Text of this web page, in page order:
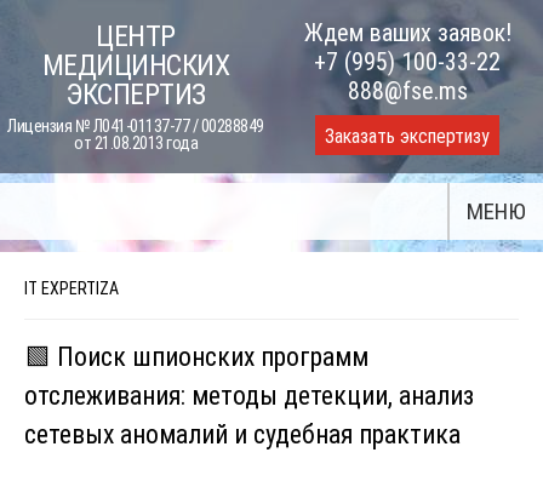
content
ЦЕНТР
МЕДИЦИНСКИХ
ЭКСПЕРТИЗ
Лицензия № Л041-01137-77 / 00288849
от 21.08.2013 года
Ждем ваших заявок!
+7 (995) 100-33-22
888@fse.ms
Заказать экспертизу
МЕНЮ
IT EXPERTIZA
🟩 Поиск шпионских программ
отслеживания: методы детекции, анализ
сетевых аномалий и судебная практика